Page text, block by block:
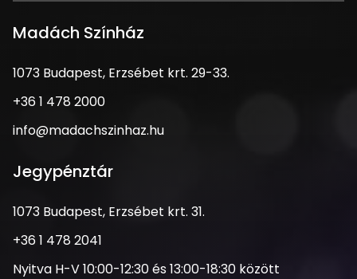
Madách Színház
1073
Erzsébet
krt.
33.
1073 Budapest, Erzsébet krt. 29-33.
Telefonszám
+36 1 478 2000
Email
info@madachszinhaz.hu
Jegypénztár
Cím
1073 Budapest, Erzsébet krt. 31.
Telefonszám
+36 1 478 2041
Nyitva
Nyitva H-V 10:00-12:30 és 13:00-18:30 között